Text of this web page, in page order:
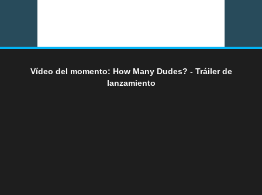
Vídeo del momento: How Many Dudes? - Tráiler de
lanzamiento